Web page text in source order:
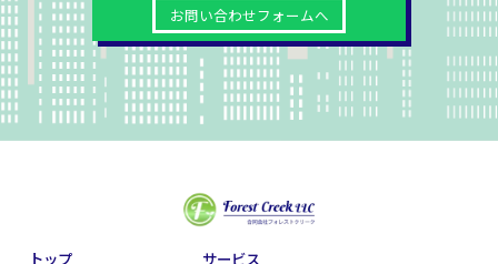
お問い合わせフォームへ
トップ サービス